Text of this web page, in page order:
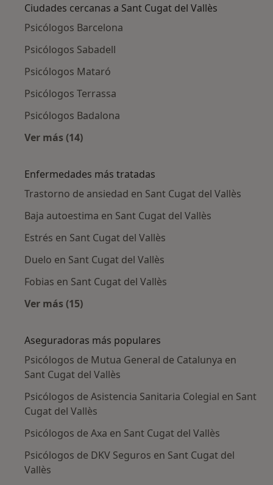
Ciudades cercanas a Sant Cugat del Vallès
Psicólogos Barcelona
Psicólogos Sabadell
Psicólogos Mataró
Psicólogos Terrassa
Psicólogos Badalona
Ver más (14)
Enfermedades más tratadas
Trastorno de ansiedad en Sant Cugat del Vallès
Baja autoestima en Sant Cugat del Vallès
Estrés en Sant Cugat del Vallès
Duelo en Sant Cugat del Vallès
Fobias en Sant Cugat del Vallès
Ver más (15)
Aseguradoras más populares
Psicólogos de Mutua General de Catalunya en
Sant Cugat del Vallès
Psicólogos de Asistencia Sanitaria Colegial en Sant
Cugat del Vallès
Psicólogos de Axa en Sant Cugat del Vallès
Psicólogos de DKV Seguros en Sant Cugat del
Vallès